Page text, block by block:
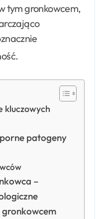
tym gronkowcem,
.
kluczowych
patogeny
–